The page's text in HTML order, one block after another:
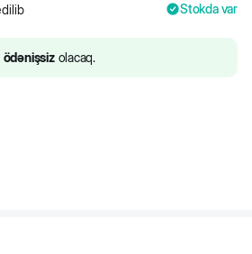
Stokda var
ödənişsizolacaq.